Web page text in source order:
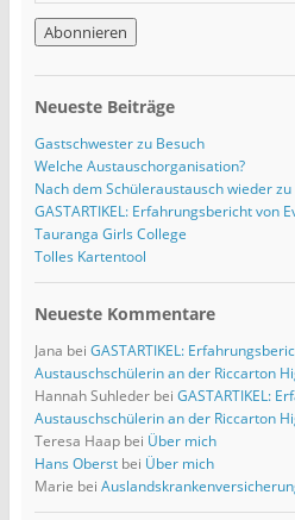
-
M
a
i
l
A
d
r
e
s
s
e
Neueste Beiträge
Gastschwester zu Besuch
Welche Austauschorganisation?
Nach dem Schüleraustausch wieder zu
GASTARTIKEL: Erfahrungsbericht von
Tauranga Girls College
Tolles Kartentool
Neueste Kommentare
Jana bei GASTARTIKEL:
Austauschschülerin an der Riccarton
Hannah Suhlederbei GASTARTIKEL:
Austauschschülerin an der Riccarton
Teresa Haapbei Über mich
Hans Oberstbei Über mich
Marie bei